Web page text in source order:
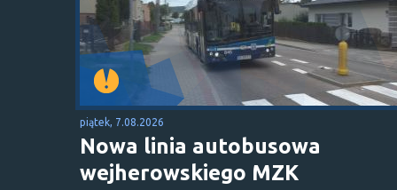
piątek, 7.08.2026
Nowa linia autobusowa
wejherowskiego MZK